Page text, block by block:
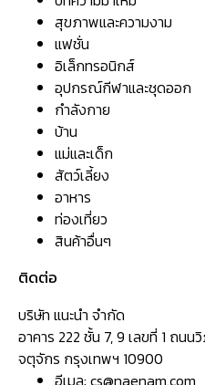
สุขภาพและความงาม
แฟชั่น
อิเล็กทรอนิกส์
อุปกรณ์กีฬาและชุดออก
กำลังกาย
บ้าน
แม่และเด็ก
สัตว์เลี้ยง
อาหาร
ท่องเที่ยว
สินค้าอื่นๆ
ติดต่อ
บริษัท แนะนำ จำกัด
อาคาร 222 ชั้น 7, 9 เลขที่ 1 ถน
จตุจักร กรุงเทพฯ 10900